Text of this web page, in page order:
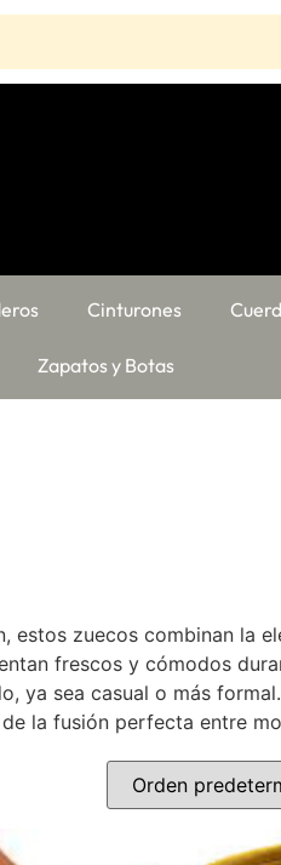
Cinturones
Zapatos y Botas
estos zuecos combinan la
frescos y cómodos
ya sea casual o más
la fusión perfecta entre